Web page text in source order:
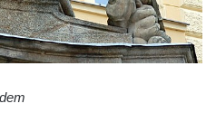
v Klášterci